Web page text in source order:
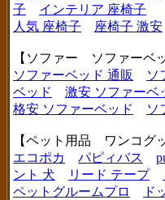
子
インテリア 座椅子
人気 座椅子
座椅子 激安
【ソファー ソファーベ
ソファーベッド 通販
ソ
ベッド
激安 ソファーベ
格安 ソファーベッド
ソ
【ペット用品 ワンコグ
エコポカ
パピィバス
ント 犬
リード テープ
ペットグルームプロ
ド